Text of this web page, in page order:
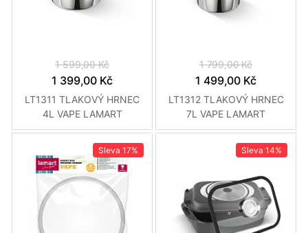
1 599,00 Kč
1 399,00 Kč
LT1311 TLAKOVÝ HRNEC
4L VAPE LAMART
1 799,00 Kč
1 499,00 Kč
LT1312 TLAKOVÝ HRNEC
7L VAPE LAMART
Sleva 17% Sleva 14%